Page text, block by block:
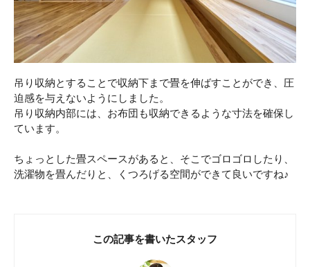
吊り収納とすることで収納下まで畳を伸ばすことができ、圧
迫感を与えないようにしました。
吊り収納内部には、お布団も収納できるような寸法を確保し
ています。
ちょっとした畳スペースがあると、そこでゴロゴロしたり、
洗濯物を畳んだりと、くつろげる空間ができて良いですね♪
この記事を書いたスタッフ